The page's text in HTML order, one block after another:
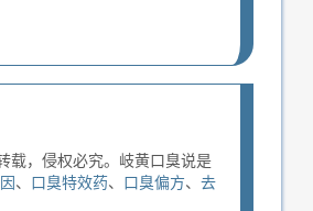
载，侵权必究。岐黄口臭说是
、 口臭特效药、 口臭偏方、 去